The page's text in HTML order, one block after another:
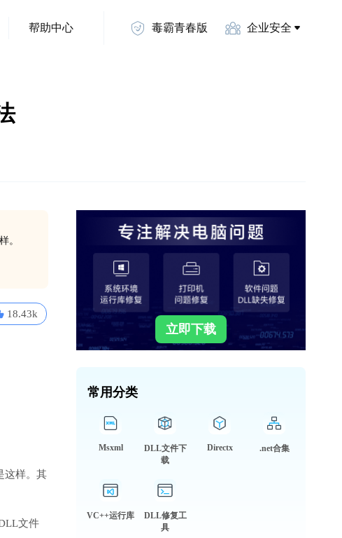
帮助中心 毒霸青春版 企业安全
。
18.43k
这样。其
文件
立即下载
常用分类
Msxml
DLL文件下
载
Directx .net合集
VC++运行库
DLL修复工
具